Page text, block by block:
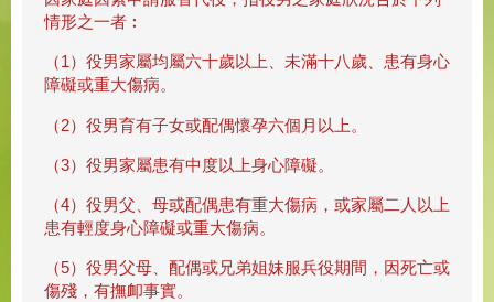
情形之一者︰
（1）役男家屬均屬六十歲以上、未滿十八歲、患有身心
障礙或重大傷病。
（2）役男育有子女或配偶懷孕六個月以上。
（3）役男家屬患有中度以上身心障礙。
（4）役男父、母或配偶患有重大傷病，或家屬二人以上
患有輕度身心障礙或重大傷病。
（5）役男父母、配偶或兄弟姐妹服兵役期間，因死亡或
傷殘，有撫卹事實。